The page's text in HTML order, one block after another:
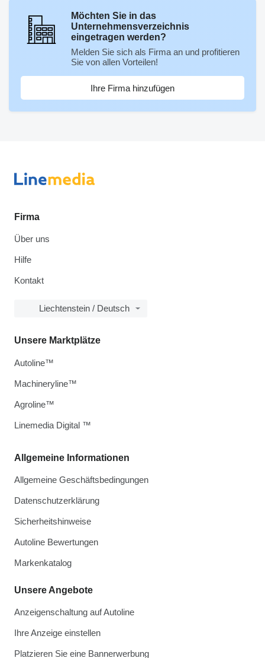
Möchten Sie in das
Unternehmensverzeichnis
eingetragen werden?
Melden Sie sich als Firma an und profitieren
Sie von allen Vorteilen!
Ihre Firma hinzufügen
Firma
Über uns
Hilfe
Kontakt
Liechtenstein / Deutsch
Allgemeine Informationen
Allgemeine Geschäftsbedingungen
Datenschutzerklärung
Sicherheitshinweise
Autoline Bewertungen
Markenkatalog
Unsere Angebote
Anzeigenschaltung auf Autoline
Ihre Anzeige einstellen
Platzieren Sie eine Bannerwerbung
Unsere Marktplätze
Autoline™
Machineryline™
Agroline™
Linemedia Digital ™